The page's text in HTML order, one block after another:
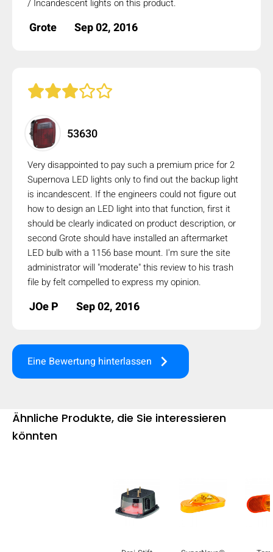
/ Incandescent lights on this product.
Grote Sep 02, 2016
53630
Very disappointed to pay such a premium price for 2
Supernova LED lights only to find out the backup light
is incandescent. If the engineers could not figure out
how to design an LED light into that function, first it
should be clearly indicated on product description, or
second Grote should have installed an aftermarket
LED bulb with a 1156 base mount. I'm sure the site
administrator will "moderate" this review to his trash
file by felt compelled to express my opinion.
JOe P Sep 02, 2016
Eine Bewertung hinterlassen keyboard_arrow_right
Ähnliche Produkte, die Sie interessieren
könnten